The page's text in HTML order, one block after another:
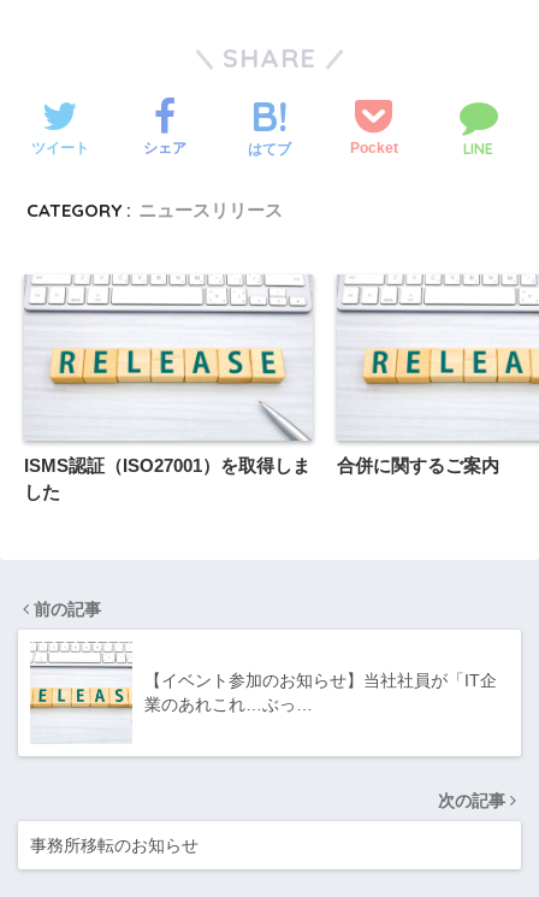
SHARE
ツイート シェア はてブ Pocket LINE
CATEGORY : ニュースリリース
ISMS認証（ISO27001）を取得しま
した
合併に関するご案内
前の記事
【イベント参加のお知らせ】当社社員が「IT企
業のあれこれ…ぶっ…
次の記事
事務所移転のお知らせ